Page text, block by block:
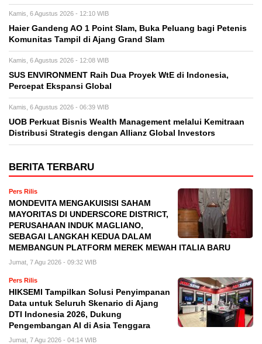
Kamis, 6 Agustus 2026 - 12:10 WIB
Haier Gandeng AO 1 Point Slam, Buka Peluang bagi Petenis
Komunitas Tampil di Ajang Grand Slam
Kamis, 6 Agustus 2026 - 12:08 WIB
SUS ENVIRONMENT Raih Dua Proyek WtE di Indonesia,
Percepat Ekspansi Global
Kamis, 6 Agustus 2026 - 06:39 WIB
UOB Perkuat Bisnis Wealth Management melalui Kemitraan
Distribusi Strategis dengan Allianz Global Investors
BERITA TERBARU
Pers Rilis
MONDEVITA MENGAKUISISI SAHAM
MAYORITAS DI UNDERSCORE DISTRICT,
PERUSAHAAN INDUK MAGLIANO,
SEBAGAI LANGKAH KEDUA DALAM
MEMBANGUN PLATFORM MEREK MEWAH ITALIA BARU
Jumat, 7 Agu 2026 - 09:32 WIB
Pers Rilis
HIKSEMI Tampilkan Solusi Penyimpanan
Data untuk Seluruh Skenario di Ajang
DTI Indonesia 2026, Dukung
Pengembangan AI di Asia Tenggara
Jumat, 7 Agu 2026 - 04:14 WIB